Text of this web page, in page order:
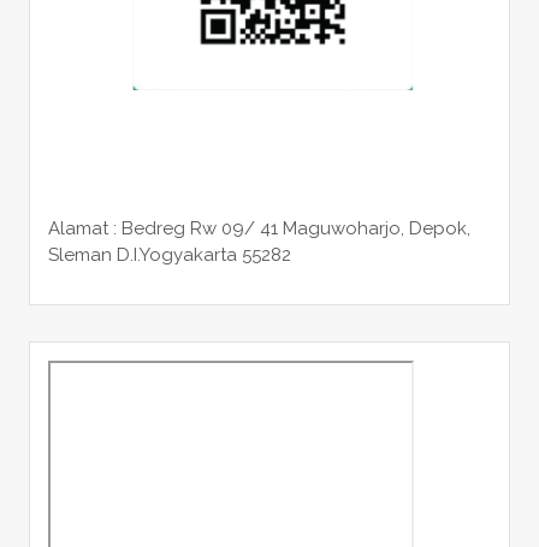
Alamat : Bedreg Rw 09/ 41 Maguwoharjo, Depok,
Sleman D.I.Yogyakarta 55282